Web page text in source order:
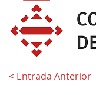
< Entrada Anterior